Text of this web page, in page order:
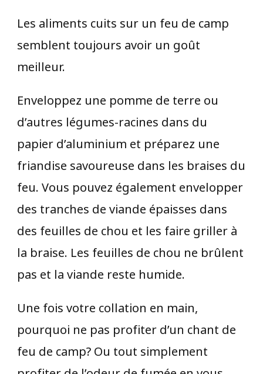
Les aliments cuits sur un feu de camp
semblent toujours avoir un goût
meilleur.
Enveloppez une pomme de terre ou
d’autres légumes-racines dans du
papier d’aluminium et préparez une
friandise savoureuse dans les braises du
feu. Vous pouvez également envelopper
des tranches de viande épaisses dans
des feuilles de chou et les faire griller à
la braise. Les feuilles de chou ne brûlent
pas et la viande reste humide.
Une fois votre collation en main,
pourquoi ne pas profiter d’un chant de
feu de camp? Ou tout simplement